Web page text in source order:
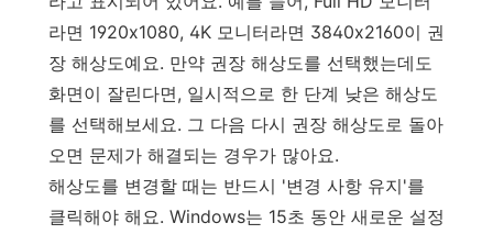
라면 1920x1080, 4K 모니터라면 3840x2160이 권
장 해상도예요. 만약 권장 해상도를 선택했는데도
화면이 잘린다면, 일시적으로 한 단계 낮은 해상도
를 선택해보세요. 그 다음 다시 권장 해상도로 돌아
오면 문제가 해결되는 경우가 많아요.
해상도를 변경할 때는 반드시 '변경 사항 유지'를
클릭해야 해요. Windows는 15초 동안 새로운 설정